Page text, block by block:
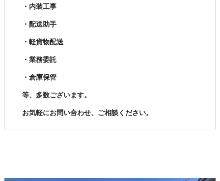
・内装工事
・配送助手
・軽貨物配送
・業務委託
・倉庫保管
等、多数ございます。
お気軽にお問い合わせ、ご相談ください。